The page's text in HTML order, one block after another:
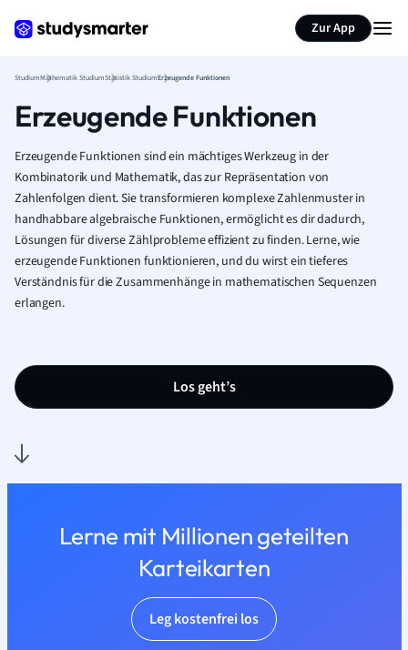
Zur App
StudiumMathematik StudiumStatistik StudiumErzeugende Funktionen
Erzeugende Funktionen
Erzeugende Funktionen sind ein mächtiges Werkzeug in der
Kombinatorik und Mathematik, das zur Repräsentation von
Zahlenfolgen dient. Sie transformieren komplexe Zahlenmuster in
handhabbare algebraische Funktionen, ermöglicht es dir dadurch,
Lösungen für diverse Zählprobleme effizient zu finden. Lerne, wie
erzeugende Funktionen funktionieren, und du wirst ein tieferes
Verständnis für die Zusammenhänge in mathematischen Sequenzen
erlangen.
Los geht’s
Lerne mit Millionen geteilten
Karteikarten
Leg kostenfrei los